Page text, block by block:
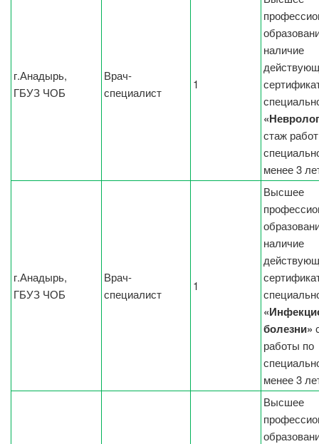
г.Анадырь,
ГБУЗ ЧОБ
Врач-
специалист
1
наличие
стаж
менее 3
г.Анадырь,
ГБУЗ ЧОБ
Врач-
специалист
1
Высшее
наличие
болезни»
работы по
менее 3
Высшее